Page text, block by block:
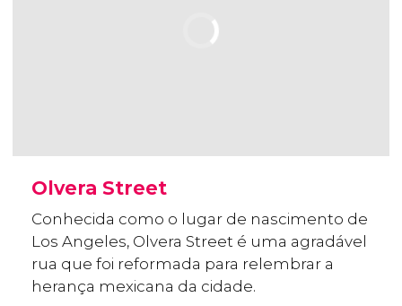
Olvera Street
Conhecida como o lugar de nascimento de
Los Angeles, Olvera Street é uma agradável
rua que foi reformada para relembrar a
herança mexicana da cidade.